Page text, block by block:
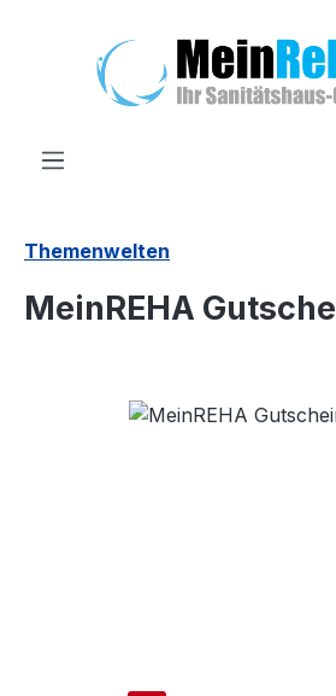
Themenwelten
MeinREHA
Bildergalerie überspringen